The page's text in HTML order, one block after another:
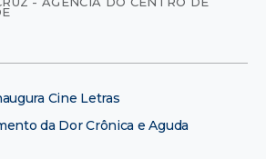
Cine Letras
da Dor Crônica e Aguda